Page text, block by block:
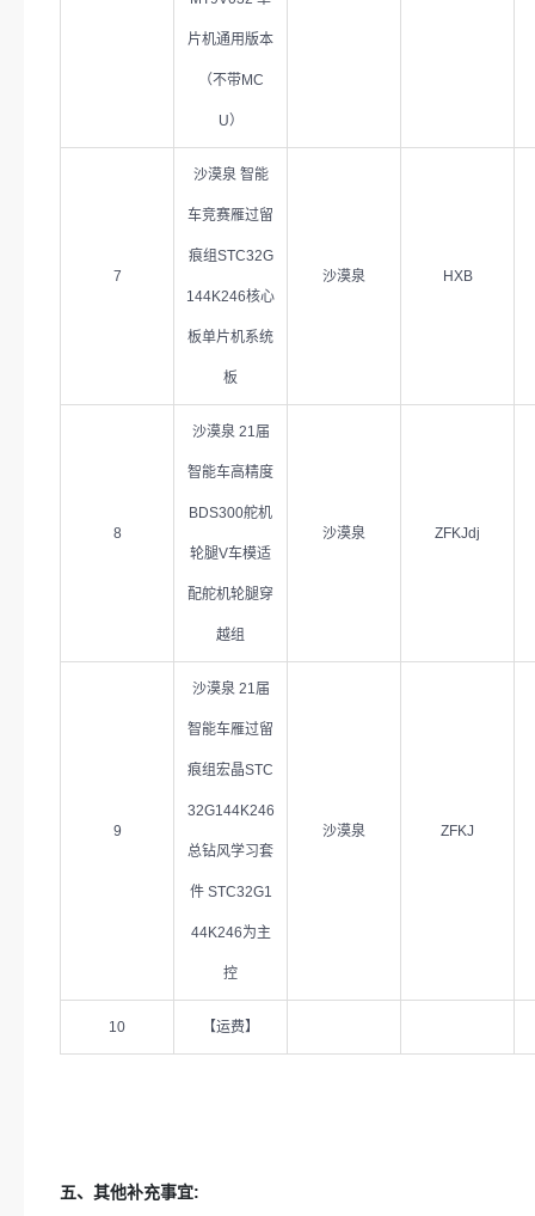
片机通用版本
（不带MC
U）
7
沙漠泉 智能
车竞赛雁过留
痕组STC32G
144K246核心
板单片机系统
板
沙漠泉 HXB
8
沙漠泉 21届
智能车高精度
BDS300舵机
轮腿V车模适
配舵机轮腿穿
越组
沙漠泉 ZFKJdj
9
沙漠泉 21届
智能车雁过留
痕组宏晶STC
32G144K246
总钻风学习套
件 STC32G1
44K246为主
控
沙漠泉 ZFKJ
10 【运费】
五、其他补充事宜: